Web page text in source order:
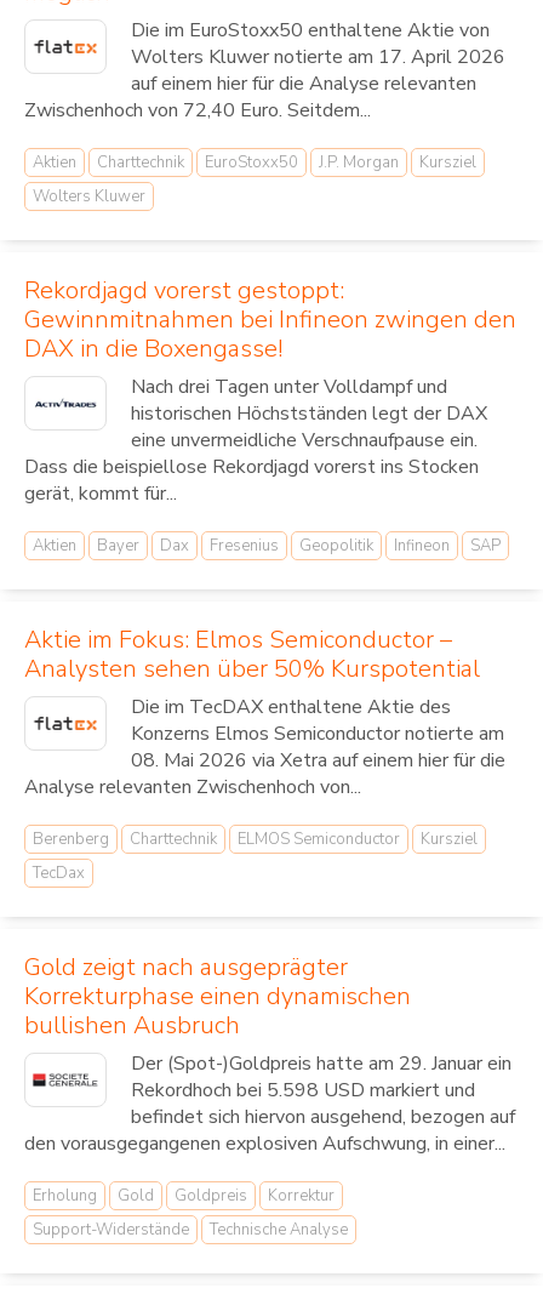
Die im EuroStoxx50 enthaltene Aktie von
Wolters Kluwer notierte am 17. April 2026
auf einem hier für die Analyse relevanten
Zwischenhoch von 72,40 Euro. Seitdem...
Aktien Charttechnik EuroStoxx50 J.P. Morgan
Kursziel
Wolters Kluwer
Rekordjagd vorerst gestoppt:
Gewinnmitnahmen bei Infineon zwingen den
DAX in die Boxengasse!
Nach drei Tagen unter Volldampf und
historischen Höchstständen legt der DAX
eine unvermeidliche Verschnaufpause ein.
Dass die beispiellose Rekordjagd vorerst ins Stocken
gerät, kommt für...
Aktien Bayer Dax Fresenius Geopolitik Infineon SAP
Aktie im Fokus: Elmos Semiconductor –
Analysten sehen über 50% Kurspotential
Die im TecDAX enthaltene Aktie des
Konzerns Elmos Semiconductor notierte am
08. Mai 2026 via Xetra auf einem hier für die
Analyse relevanten Zwischenhoch von...
Berenberg Charttechnik ELMOS Semiconductor
Kursziel
TecDax
Gold zeigt nach ausgeprägter
Korrekturphase einen dynamischen
bullishen Ausbruch
Der (Spot-)Goldpreis hatte am 29. Januar ein
Rekordhoch bei 5.598 USD markiert und
befindet sich hiervon ausgehend, bezogen auf
den vorausgegangenen explosiven Aufschwung, in einer...
Erholung Gold Goldpreis
Korrektur
Support-Widerstände
Technische Analyse